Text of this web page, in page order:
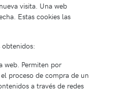
visita. Una web
Estas cookies las
web. Permiten por
proceso de compra de un
a través de redes